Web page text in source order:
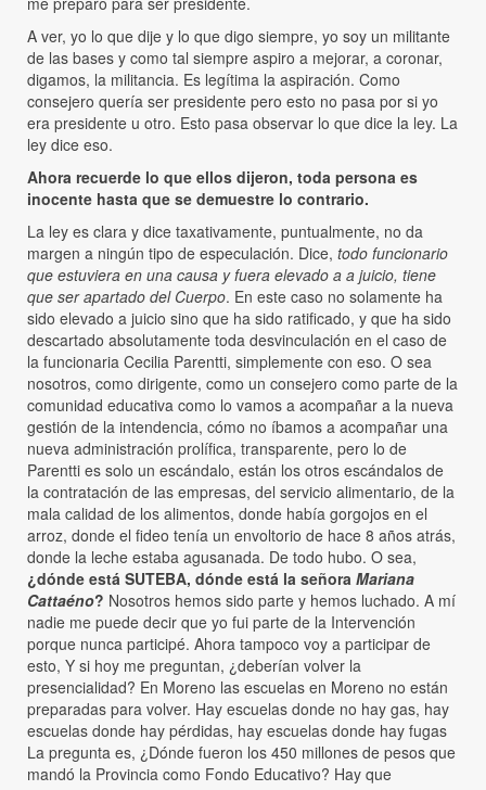
A ver, yo lo que dije y lo que digo siempre, yo soy un militante
de las bases y como tal siempre aspiro a mejorar, a coronar,
digamos, la militancia. Es legítima la aspiración. Como
consejero quería ser presidente pero esto no pasa por si yo
era presidente u otro. Esto pasa observar lo que dice la ley. La
ley dice eso.
Ahora recuerde lo que ellos dijeron, toda persona es
inocente hasta que se demuestre lo contrario.
La ley es clara y dice taxativamente, puntualmente, no da
margen a ningún tipo de especulación. Dice, todo funcionario
que estuviera en una causa y fuera elevado a a juicio, tiene
que ser apartado del Cuerpo. En este caso no solamente ha
sido elevado a juicio sino que ha sido ratificado, y que ha sido
descartado absolutamente toda desvinculación en el caso de
la funcionaria Cecilia Parentti, simplemente con eso. O sea
nosotros, como dirigente, como un consejero como parte de la
comunidad educativa como lo vamos a acompañar a la nueva
gestión de la intendencia, cómo no íbamos a acompañar una
nueva administración prolífica, transparente, pero lo de
Parentti es solo un escándalo, están los otros escándalos de
la contratación de las empresas, del servicio alimentario, de la
mala calidad de los alimentos, donde había gorgojos en el
arroz, donde el fideo tenía un envoltorio de hace 8 años atrás,
donde la leche estaba agusanada. De todo hubo. O sea,
¿dónde está SUTEBA, dónde está la señora Mariana
Cattaéno? Nosotros hemos sido parte y hemos luchado. A mí
nadie me puede decir que yo fui parte de la Intervención
porque nunca participé. Ahora tampoco voy a participar de
esto, Y si hoy me preguntan, ¿deberían volver la
presencialidad? En Moreno las escuelas en Moreno no están
preparadas para volver. Hay escuelas donde no hay gas, hay
escuelas donde hay pérdidas, hay escuelas donde hay fugas
La pregunta es, ¿Dónde fueron los 450 millones de pesos que
mandó la Provincia como Fondo Educativo? Hay que